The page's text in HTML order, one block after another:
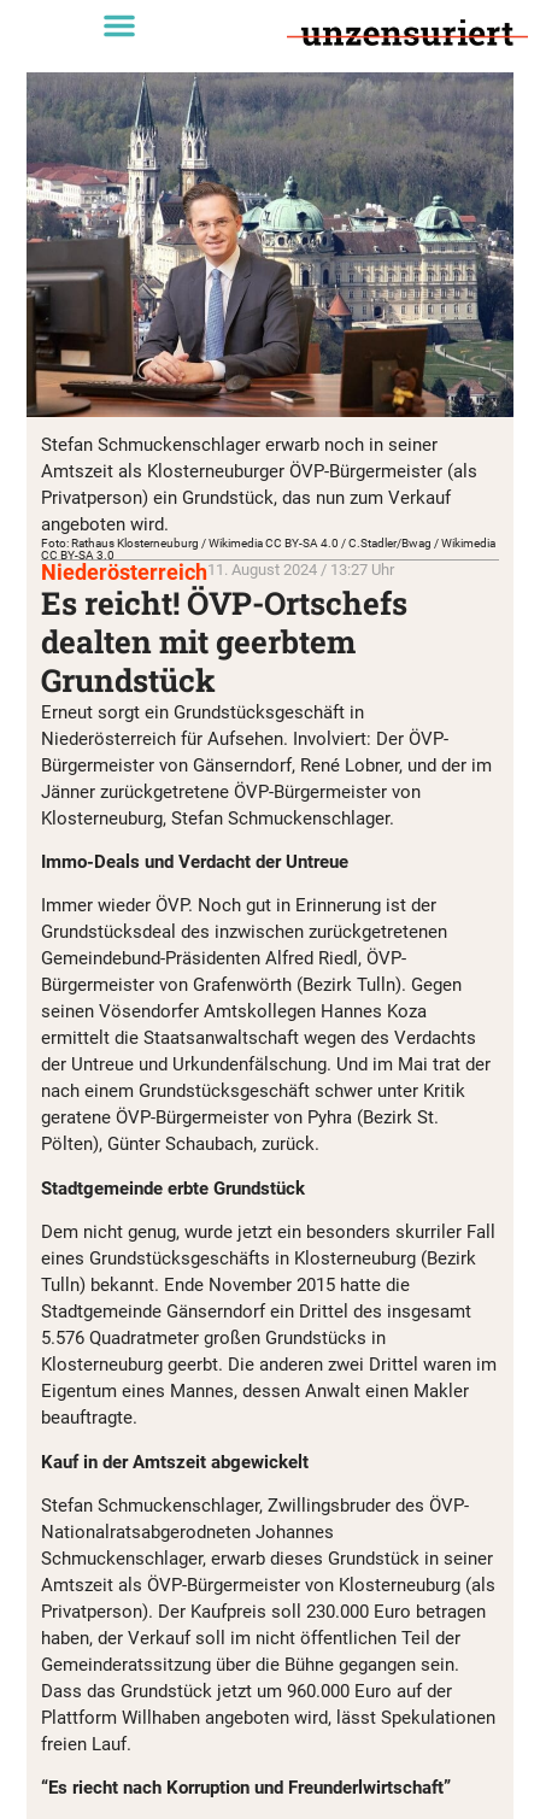
Stefan Schmuckenschlager erwarb noch in seiner
Amtszeit als Klosterneuburger ÖVP-Bürgermeister (als
Privatperson) ein Grundstück, das nun zum Verkauf
angeboten wird.
Foto: Rathaus Klosterneuburg / Wikimedia CC BY-SA 4.0 / C.Stadler/Bwag / Wikimedia
CC BY-SA 3.0
Niederösterreich11. August 2024 / 13:27 Uhr
Es reicht! ÖVP-Ortschefs
dealten mit geerbtem
Grundstück
Erneut sorgt ein Grundstücksgeschäft in
Niederösterreich für Aufsehen. Involviert: Der ÖVP-
Bürgermeister von Gänserndorf, René Lobner, und der im
Jänner zurückgetretene ÖVP-Bürgermeister von
Klosterneuburg, Stefan Schmuckenschlager.
Immo-Deals und Verdacht der Untreue
Immer wieder ÖVP. Noch gut in Erinnerung ist der
Grundstücksdeal des inzwischen zurückgetretenen
Gemeindebund-Präsidenten Alfred Riedl, ÖVP-
Bürgermeister von Grafenwörth (Bezirk Tulln). Gegen
seinen Vösendorfer Amtskollegen Hannes Koza
ermittelt die Staatsanwaltschaft wegen des Verdachts
der Untreue und Urkundenfälschung. Und im Mai trat der
nach einem Grundstücksgeschäft schwer unter Kritik
geratene ÖVP-Bürgermeister von Pyhra (Bezirk St.
Pölten), Günter Schaubach, zurück.
Stadtgemeinde erbte Grundstück
Dem nicht genug, wurde jetzt ein besonders skurriler Fall
eines Grundstücksgeschäfts in Klosterneuburg (Bezirk
Tulln) bekannt. Ende November 2015 hatte die
Stadtgemeinde Gänserndorf ein Drittel des insgesamt
5.576 Quadratmeter großen Grundstücks in
Klosterneuburg geerbt. Die anderen zwei Drittel waren im
Eigentum eines Mannes, dessen Anwalt einen Makler
beauftragte.
Kauf in der Amtszeit abgewickelt
Stefan Schmuckenschlager, Zwillingsbruder des ÖVP-
Nationalratsabgerodneten Johannes
Schmuckenschlager, erwarb dieses Grundstück in seiner
Amtszeit als ÖVP-Bürgermeister von Klosterneuburg (als
Privatperson). Der Kaufpreis soll 230.000 Euro betragen
haben, der Verkauf soll im nicht öffentlichen Teil der
Gemeinderatssitzung über die Bühne gegangen sein.
Dass das Grundstück jetzt um 960.000 Euro auf der
Plattform Willhaben angeboten wird, lässt Spekulationen
freien Lauf.
“Es riecht nach Korruption und Freunderlwirtschaft”